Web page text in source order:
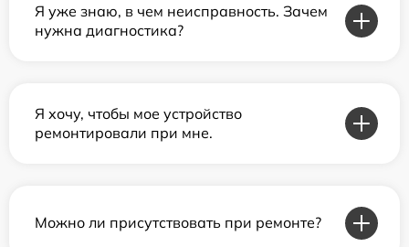
Я уже знаю, в чем неисправность. Зачем
нужна диагностика?
Я хочу, чтобы мое устройство
ремонтировали при мне.
Можно ли присутствовать при ремонте?